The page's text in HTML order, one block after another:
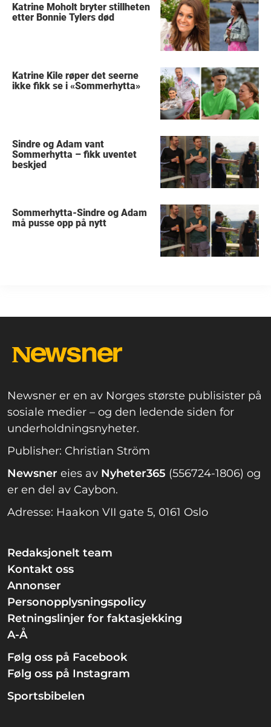
Katrine Moholt bryter stillheten
etter Bonnie Tylers død
Katrine Kile røper det seerne
ikke fikk se i «Sommerhytta»
Sindre og Adam vant
Sommerhytta – fikk uventet
beskjed
Sommerhytta-Sindre og Adam
må pusse opp på nytt
Newsner er en av Norges største publisister på
sosiale medier – og den ledende siden for
underholdningsnyheter.
Publisher: Christian Ström
Newsner eies av Nyheter365 (556724-1806) og
er en del av Caybon.
Adresse: Haakon VII gate 5, 0161 Oslo
Redaksjonelt team
Kontakt oss
Annonser
Personopplysningspolicy
Retningslinjer for faktasjekking
A-Å
Følg oss på Facebook
Følg oss på Instagram
Sportsbibelen